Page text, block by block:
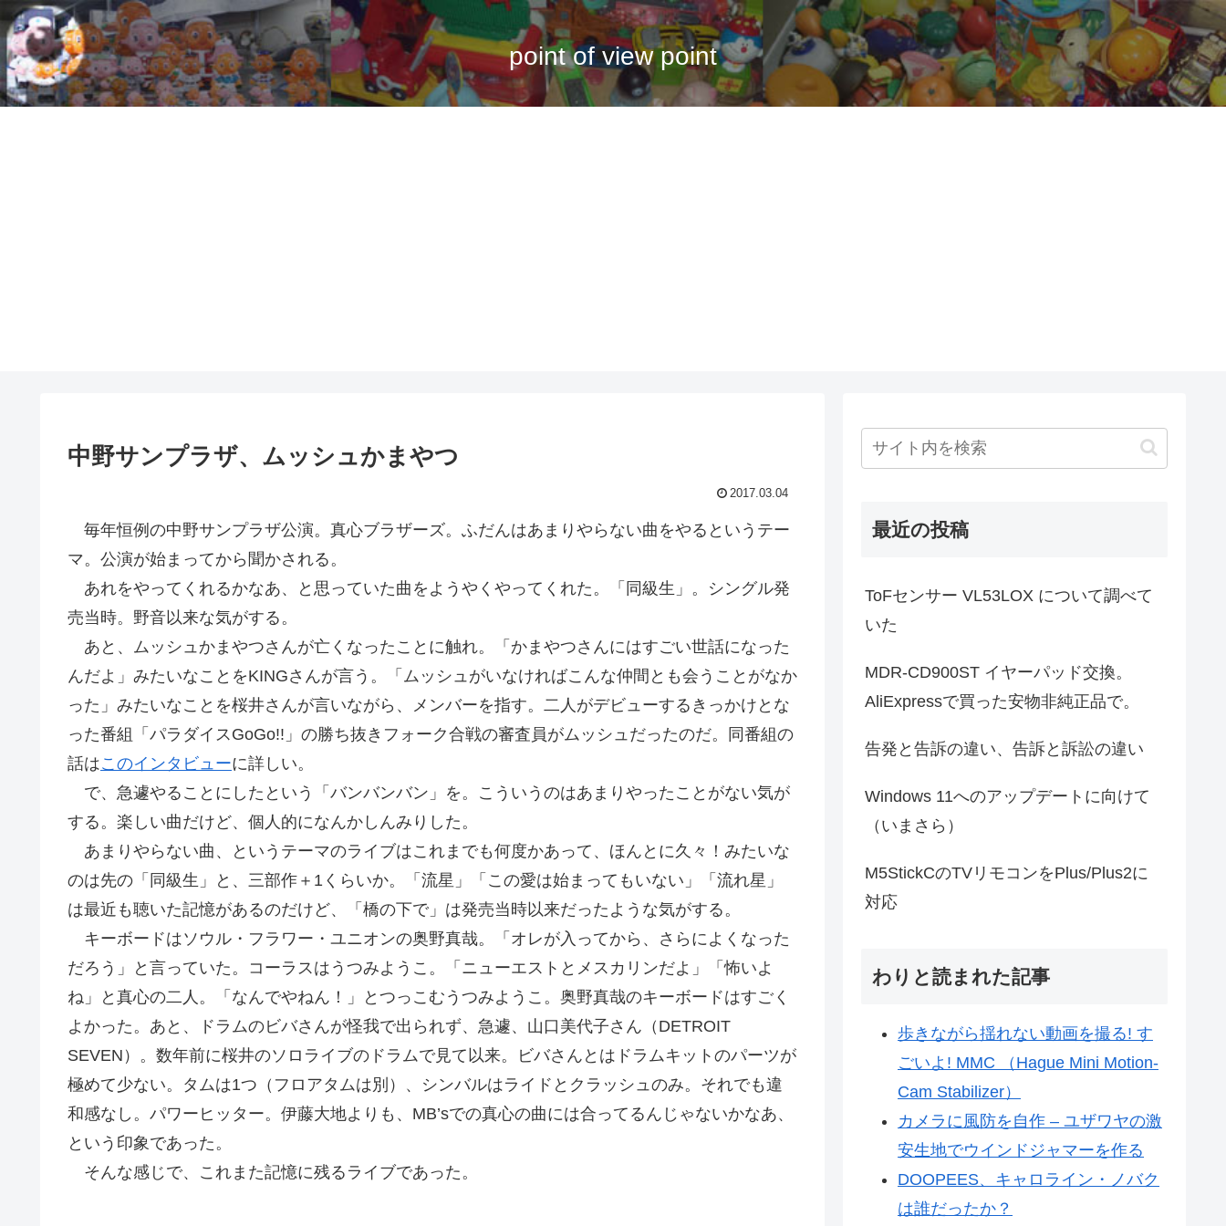
point of view point
中野サンプラザ、ムッシュかまやつ
2017.03.04
毎年恒例の中野サンプラザ公演。真心ブラザーズ。ふだんはあまりやらない曲をやるというテー
マ。公演が始まってから聞かされる。
あれをやってくれるかなあ、と思っていた曲をようやくやってくれた。「同級生」。シングル発
売当時。野音以来な気がする。
あと、ムッシュかまやつさんが亡くなったことに触れ。「かまやつさんにはすごい世話になった
んだよ」みたいなことをKINGさんが言う。「ムッシュがいなければこんな仲間とも会うことがなか
った」みたいなことを桜井さんが言いながら、メンバーを指す。二人がデビューするきっかけとな
った番組「パラダイスGoGo!!」の勝ち抜きフォーク合戦の審査員がムッシュだったのだ。同番組の
話はこのインタビューに詳しい。
で、急遽やることにしたという「バンバンバン」を。こういうのはあまりやったことがない気が
する。楽しい曲だけど、個人的になんかしんみりした。
あまりやらない曲、というテーマのライブはこれまでも何度かあって、ほんとに久々！みたいな
のは先の「同級生」と、三部作＋1くらいか。「流星」「この愛は始まってもいない」「流れ星」
は最近も聴いた記憶があるのだけど、「橋の下で」は発売当時以来だったような気がする。
キーボードはソウル・フラワー・ユニオンの奥野真哉。「オレが入ってから、さらによくなった
だろう」と言っていた。コーラスはうつみようこ。「ニューエストとメスカリンだよ」「怖いよ
ね」と真心の二人。「なんでやねん！」とつっこむうつみようこ。奥野真哉のキーボードはすごく
よかった。あと、ドラムのビバさんが怪我で出られず、急遽、山口美代子さん（DETROIT
SEVEN）。数年前に桜井のソロライブのドラムで見て以来。ビバさんとはドラムキットのパーツが
極めて少ない。タムは1つ（フロアタムは別）、シンバルはライドとクラッシュのみ。それでも違
和感なし。パワーヒッター。伊藤大地よりも、MB’sでの真心の曲には合ってるんじゃないかなあ、
という印象であった。
そんな感じで、これまた記憶に残るライブであった。
最近の投稿
ToFセンサー VL53LOX について調べて
いた
MDR-CD900ST イヤーパッド交換。
AliExpressで買った安物非純正品で。
告発と告訴の違い、告訴と訴訟の違い
Windows 11へのアップデートに向けて
（いまさら）
M5StickCのTVリモコンをPlus/Plus2に
対応
わりと読まれた記事
歩きながら揺れない動画を撮る! す
ごいよ! MMC （Hague Mini Motion-
Cam Stabilizer）
カメラに風防を自作 – ユザワヤの激
安生地でウインドジャマーを作る
DOOPEES、キャロライン・ノバク
は誰だったか？